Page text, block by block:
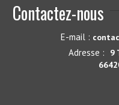
Contactez-nous
E-mail :
Adresse :
9